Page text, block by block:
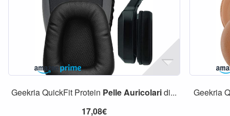
Geekria QuickFit Protein PelleAuricolaridi...
17,08€
Geekria